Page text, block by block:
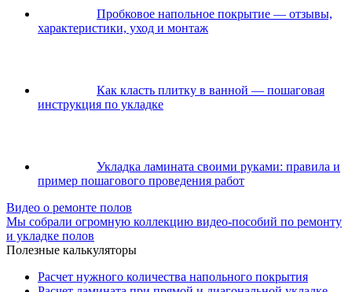
Пробковое напольное покрытие — отзывы,
характеристики, уход и монтаж
Как класть плитку в ванной — пошаговая
инструкция по укладке
Укладка ламината своими руками: правила и
пример пошагового проведения работ
Видео о ремонте полов
Мы собрали огромную коллекцию видео-пособий по ремонту
и укладке полов
Полезные калькуляторы
Расчет нужного количества напольного покрытия